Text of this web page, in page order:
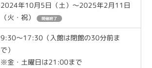
2024年10月5日（土）～2025年2月11日
（火・祝）
開催終了
9:30～17:30（入館は閉館の30分前ま
で）
※金・土曜日は21:00まで